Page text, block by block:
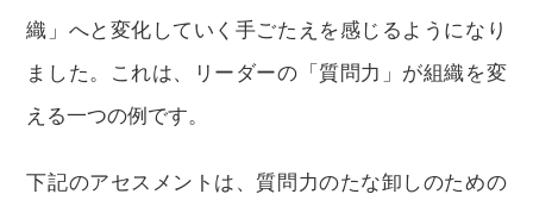
織」へと変化していく手ごたえを感じるようになり
ました。これは、リーダーの「質問力」が組織を変
える一つの例です。
下記のアセスメントは、質問力のたな卸しのための